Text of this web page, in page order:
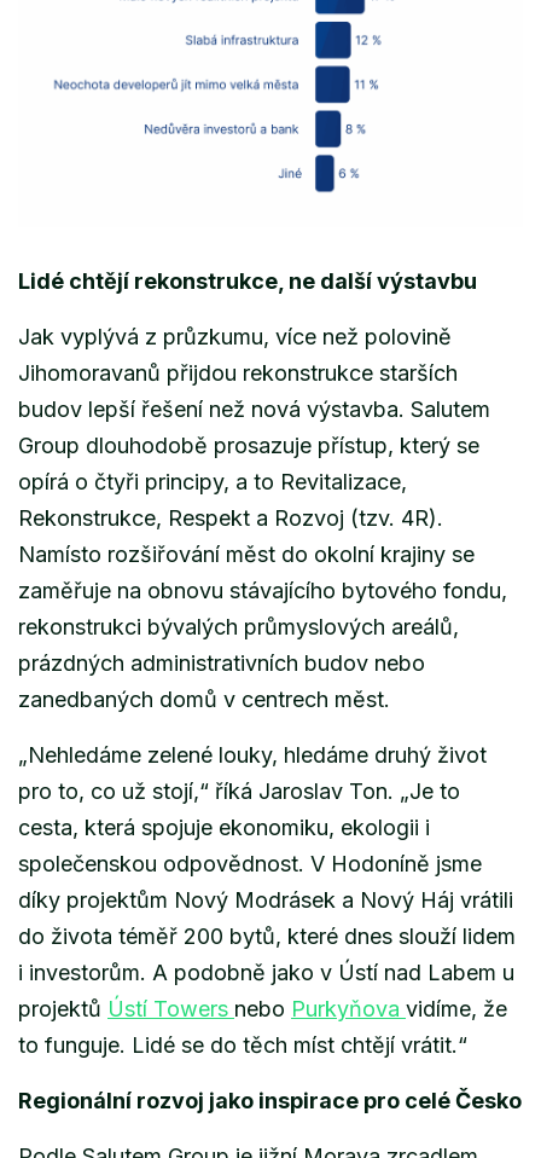
Lidé chtějí rekonstrukce, ne další výstavbu
Jak vyplývá z průzkumu, více než polovině
Jihomoravanů přijdou rekonstrukce starších
budov lepší řešení než nová výstavba. Salutem
Group dlouhodobě prosazuje přístup, který se
opírá o čtyři principy, a to Revitalizace,
Rekonstrukce, Respekt a Rozvoj (tzv. 4R).
Namísto rozšiřování měst do okolní krajiny se
zaměřuje na obnovu stávajícího bytového fondu,
rekonstrukci bývalých průmyslových areálů,
prázdných administrativních budov nebo
zanedbaných domů v centrech měst.
„Nehledáme zelené louky, hledáme druhý život
pro to, co už stojí,“ říká Jaroslav Ton. „Je to
cesta, která spojuje ekonomiku, ekologii i
společenskou odpovědnost. V Hodoníně jsme
díky projektům Nový Modrásek a Nový Háj vrátili
do života téměř 200 bytů, které dnes slouží lidem
i investorům. A podobně jako v Ústí nad Labem u
projektů Ústí Towers nebo Purkyňova vidíme, že
to funguje. Lidé se do těch míst chtějí vrátit.“
Regionální rozvoj jako inspirace pro celé Česko